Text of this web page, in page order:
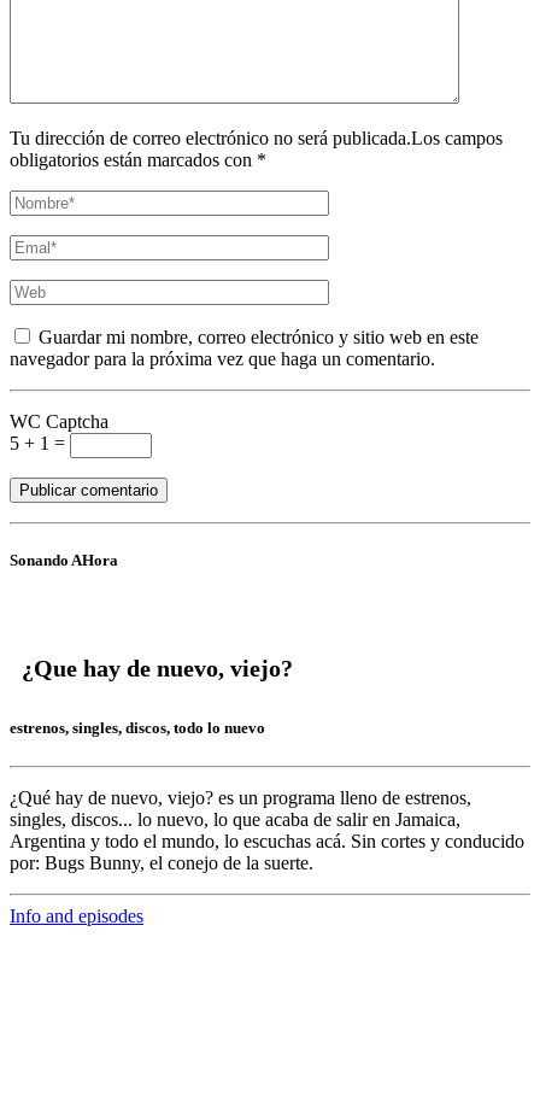
Tu dirección de correo electrónico no será publicada.Los campos
obligatorios están marcados con *
Guardar mi nombre, correo electrónico y sitio web en este
navegador para la próxima vez que haga un comentario.
WC Captcha
5 + 1 =
Sonando AHora
¿Que hay de nuevo, viejo?
estrenos, singles, discos, todo lo nuevo
¿Qué hay de nuevo, viejo? es un programa lleno de estrenos,
singles, discos... lo nuevo, lo que acaba de salir en Jamaica,
Argentina y todo el mundo, lo escuchas acá. Sin cortes y conducido
por: Bugs Bunny, el conejo de la suerte.
Info and episodes